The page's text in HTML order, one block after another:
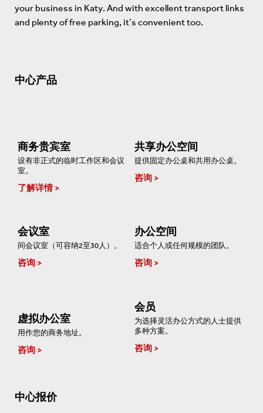
your business in Katy. And with excellent transport links
and plenty of free parking, it’s convenient too.
中心产品
商务贵宾室
设有非正式的临时工作区和会议
室。
了解详情
共享办公空间
提供固定办公桌和共用办公桌。
咨询
会议室
间会议室（可容纳2至30人）。
咨询
办公空间
适合个人或任何规模的团队。
咨询
虚拟办公室
用作您的商务地址。
咨询
会员
为选择灵活办公方式的人士提供
多种方案。
咨询
中心报价